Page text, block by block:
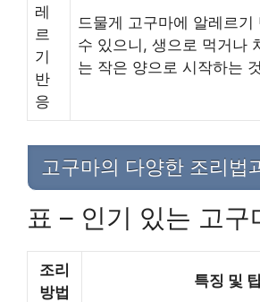
레
르
기
반
응
드물게 고구마에 알레르기
수 있으니, 생으로 먹거나
는 작은 양으로 시작하는
고구마의 다양한 조리법
표 – 인기 있는 고구
조리
방법
특징 및 팁